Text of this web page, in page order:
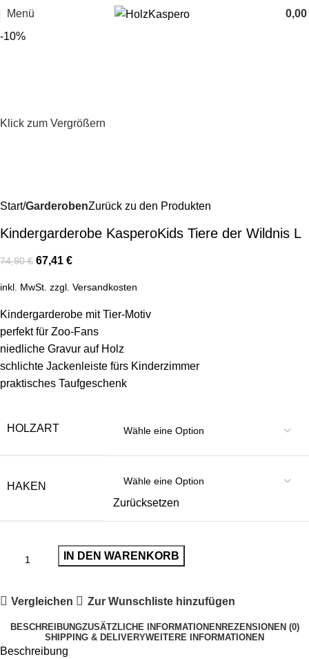
Menü
0,00
-10%
Klick zum Vergrößern
Start GarderobenZurück zu den Produkten
Kindergarderobe KasperoKids Tiere der Wildnis L
74,90€ 67,41 €
inkl. MwSt. zzgl. Versandkosten
Kindergarderobe mit Tier-Motiv
perfekt für Zoo-Fans
niedliche Gravur auf Holz
schlichte Jackenleiste fürs Kinderzimmer
praktisches Taufgeschenk
HOLZART
HAKEN
Zurücksetzen
IN DEN WARENKORB
Vergleichen Zur Wunschliste hinzufügen
BESCHREIBUNGZUSÄTZLICHE INFORMATIONEN REZENSIONEN (0)
SHIPPING & DELIVERYWEITERE INFORMATIONEN
Beschreibung